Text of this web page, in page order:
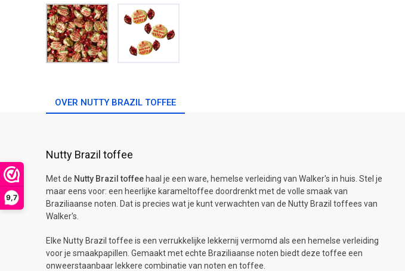
9,7
OVER NUTTY BRAZIL TOFFEE
Nutty Brazil toffee
Met de Nutty Brazil toffeehaal je een ware, hemelse verleiding van Walker's in huis. Stel je
maar eens voor: een heerlijke karameltoffee doordrenkt met de volle smaak van
Braziliaanse noten. Dat is precies wat je kunt verwachten van de Nutty Brazil toffees van
Walker's.
Elke Nutty Brazil toffee is een verrukkelijke lekkernij vermomd als een hemelse verleiding
voor je smaakpapillen. Gemaakt met echte Braziliaanse noten biedt deze toffee een
onweerstaanbaar lekkere combinatie van noten en toffee.